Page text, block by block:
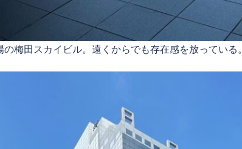
梅田スカイビル。遠くからでも存在感を放っている。